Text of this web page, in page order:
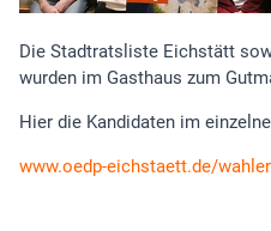
Die Stadtratsliste Eichstätt
wurden im Gasthaus zum
Hier die Kandidaten im
www.oedp-eichstaett.de/